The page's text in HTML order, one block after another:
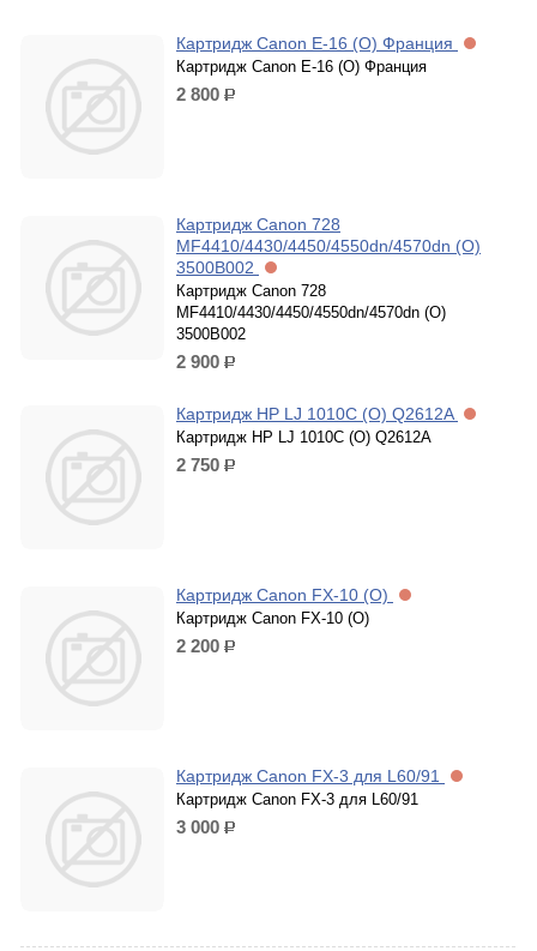
Картридж Canon E-16 (O) Франция
Картридж Canon E-16 (O) Франция
2 800 р.
Картридж Canon 728
MF4410/4430/4450/4550dn/4570dn (O)
3500B002
Картридж Canon 728
MF4410/4430/4450/4550dn/4570dn (O)
3500B002
2 900 р.
Картридж HP LJ 1010С (O) Q2612A
Картридж HP LJ 1010С (O) Q2612A
2 750 р.
Картридж Canon FX-10 (O)
Картридж Canon FX-10 (O)
2 200 р.
Картридж Canon FX-3 для L60/91
Картридж Canon FX-3 для L60/91
3 000 р.